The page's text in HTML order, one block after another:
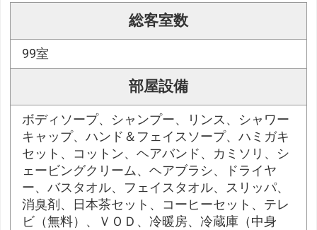
総客室数
99室
部屋設備
ボディソープ、シャンプー、リンス、シャワー
キャップ、ハンド＆フェイスソープ、ハミガキ
セット、コットン、ヘアバンド、カミソリ、シ
ェービングクリーム、ヘアブラシ、ドライヤ
ー、バスタオル、フェイスタオル、スリッパ、
消臭剤、日本茶セット、コーヒーセット、テレ
ビ（無料）、ＶＯＤ、冷暖房、冷蔵庫（中身